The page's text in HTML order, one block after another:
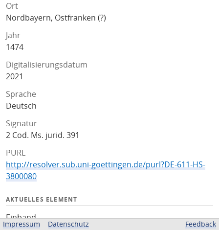
Ort
Nordbayern, Ostfranken (?)
Jahr
1474
Digitalisierungsdatum
2021
Sprache
Deutsch
Signatur
2 Cod. Ms. jurid. 391
PURL
http://resolver.sub.uni-goettingen.de/purl?DE-611-HS-
3800080
AKTUELLES ELEMENT
Einband
Impressum Datenschutz Feedback